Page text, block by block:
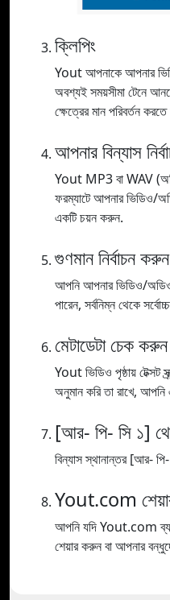
ক্লিপিং
Yout আপনাকে আপনার
অবশ্যই সময়সীমা টেনে
ক্ষেত্রের মান পরিবর্তন
আপনার বিন্যাস
Yout MP3 বা WAV
ফরম্যাটে আপনার ভিডিও/
একটি চয়ন করুন.
গুণমান নির্বাচন করুন
আপনি আপনার ভিডিও/
পারেন, সর্বনিম্ন থেকে
মেটাডেটা চেক করুন
Yout ভিডিও পৃষ্ঠায় টেক্সট
অনুমান করি তা রাখে,
[আর- পি- সি ১]
বিন্যাস স্থানান্তর [আর-
Yout.com
আপনি যদি Yout.com
শেয়ার করুন বা আপনার